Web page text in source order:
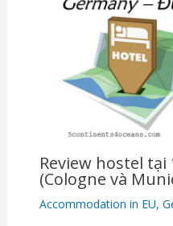
Review hostel
(Cologne và
Accommodation in EU,